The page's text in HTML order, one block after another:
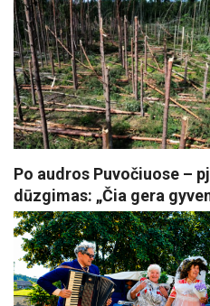
Po audros Puvočiuose –
dūzgimas: „Čia gera